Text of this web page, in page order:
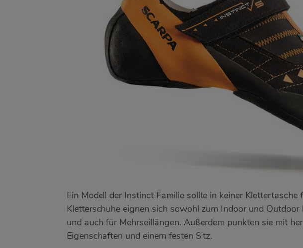
Ein Modell der Instinct Familie sollte in keiner Klettertasche
Kletterschuhe eignen sich sowohl zum Indoor und
und auch für Mehrseillängen. Außerdem punkten sie mit
Eigenschaften und einem festen Sitz.